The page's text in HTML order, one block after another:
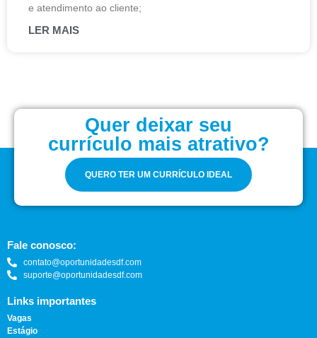
e atendimento ao cliente;
LER MAIS
Quer deixar seu
currículo mais atrativo?
QUERO TER UM CURRÍCULO IDEAL
Fale conosco:
contato@oportunidadesdf.com
suporte@oportunidadesdf.com
Links importantes
Vagas
Estágio